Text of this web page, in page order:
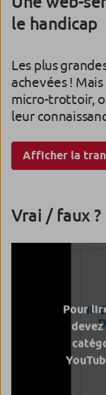
le handicap
Les plus
achevées !
micro-trottoir,
leur
Afficher la
Vrai / faux ?
Pour